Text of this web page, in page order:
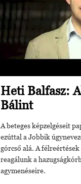
Heti Balfasz:
Bálint
A beteges képzelgéseit
ezúttal a Jobbik
górcső alá. A
reagálunk a
agymenéseire.